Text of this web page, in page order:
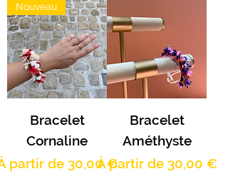
Nouveau
Bracelet
Cornaline
partir de 30,00 €
promotionnel
Bracelet
Améthyste
À partir de 30,00 €
Prix promotionnel